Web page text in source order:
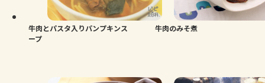
お買い物
牛肉とパスタ入りパンプキンス
ープ
牛肉のみそ煮